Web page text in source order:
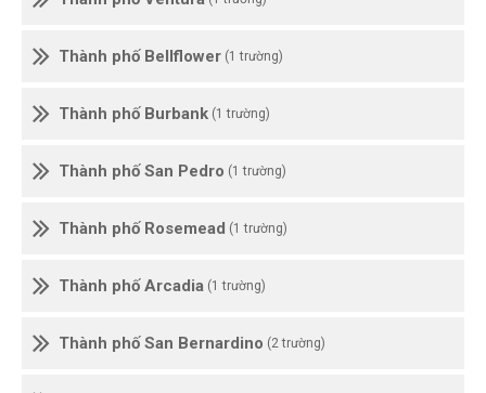
Thành phố Bellflower (1 trường)
Thành phố Burbank (1 trường)
Thành phố San Pedro (1 trường)
Thành phố Rosemead (1 trường)
Thành phố Arcadia (1 trường)
Thành phố San Bernardino (2 trường)